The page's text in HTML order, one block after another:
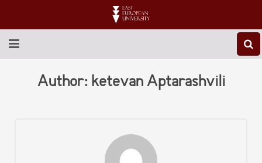
ABOUT EEU
Author: ketevan Aptarashvili